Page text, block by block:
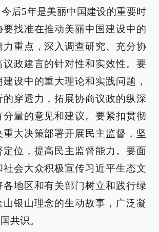
后5年是美丽中国建设的重要时
找准在推动美丽中国建设中的
力重点，深入调查研究、充分协
议政建言的针对性和实效性。要
设中的重大理论和实践问题，
穿透力，拓展协商议政的纵深
分量的意见和建议。要紧扣贯彻
大决策部署开展民主监督，坚
位，提高民主监督能力。要面
社会大众积极宣传习近平生态文
各地区和有关部门树立和践行绿
山银山理念的生动故事，广泛凝
共识。